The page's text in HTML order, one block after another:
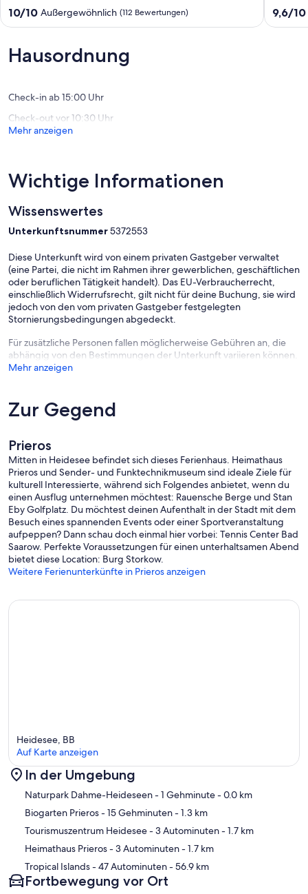
m)
mit
Steg,
Sitzecke
Wasser
Wusterhausen
OT
10.0
von
Außergewöhnlich,
(112
10/10 Außergewöhnlich (112 Bewertungen)
OT
9.6
von
9,6/10
Hausordnung
Check-in ab 15:00 Uhr
Check-out vor 10:30 Uhr
Mehr anzeigen
Wichtige Informationen
Wissenswertes
Unterkunftsnummer5372553
Diese Unterkunft wird von einem privaten Gastgeber verwaltet
(eine Partei, die nicht im Rahmen ihrer gewerblichen, geschäftlichen
oder beruflichen Tätigkeit handelt). Das EU-Verbraucherrecht,
einschließlich Widerrufsrecht, gilt nicht für deine Buchung, sie wird
jedoch von den vom privaten Gastgeber festgelegten
Stornierungsbedingungen abgedeckt.
Für zusätzliche Personen fallen möglicherweise Gebühren an, die
abhängig von den Bestimmungen der Unterkunft variieren können.
Mehr anzeigen
Zur Gegend
Prieros
Mitten in Heidesee befindet sich dieses Ferienhaus. Heimathaus
Prieros und Sender- und Funktechnikmuseum sind ideale Ziele für
kulturell Interessierte, während sich Folgendes anbietet, wenn du
einen Ausflug unternehmen möchtest: Rauensche Berge und Stan
Eby Golfplatz. Du möchtest deinen Aufenthalt in der Stadt mit dem
Besuch eines spannenden Events oder einer Sportveranstaltung
aufpeppen? Dann schau doch einmal hier vorbei: Tennis Center Bad
Saarow. Perfekte Voraussetzungen für einen unterhaltsamen Abend
bietet diese Location: Burg Storkow.
Weitere Ferienunterkünfte in Prieros anzeigen
Karte
Heidesee, BB
Auf Karte anzeigen
In der Umgebung
Naturpark Dahme-Heideseen- 1 Gehminute- 0.0 km
Biogarten Prieros- 15 Gehminuten- 1.3 km
Tourismuszentrum Heidesee- 3 Autominuten- 1.7 km
Heimathaus Prieros- 3 Autominuten- 1.7 km
Tropical Islands- 47 Autominuten- 56.9 km
Fortbewegung vor Ort